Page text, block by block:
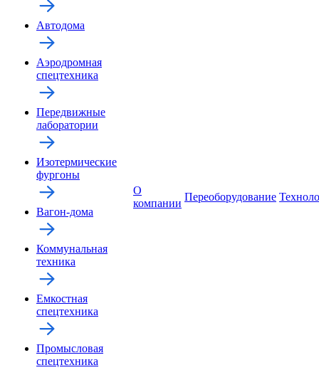
Автодома
Аэродромная
спецтехника
Передвижные
лаборатории
Изотермические
фургоны
Вагон-дома
Коммунальная
техника
Емкостная
спецтехника
Промысловая
спецтехника
О
компании
Переоборудование